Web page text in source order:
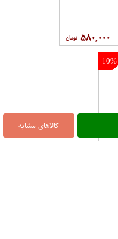
کالاهای مشابه
۵۸۰,۰۰۰
10%